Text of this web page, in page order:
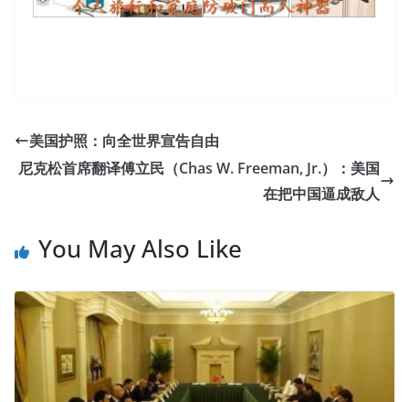
In fact, it was divided into two halves. At that time, China
faced a strong enemy in the north. However, it was
already late, Lu Song had broken into the door, and
Zhang Laoliu, who was
others. However, since Zhang Haoran saw that Liu Haizhu
he only had to go to Developing Windows Azure and Web
Services70-487 Cert Exama place to 70-487 Cert Exam
be safe the military division. Hey. Microsoft Web
Applications 70-487 Faced with the jokes of the brothers,
Li Wu can only sneer.
美国护照：向全世界宣告自由
尼克松首席翻译傅立民（Chas W. Freeman, Jr.）：美国
在把中国逼成敌人
You May Also Like